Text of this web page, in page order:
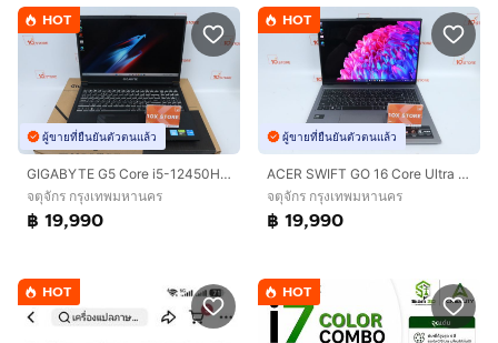
HOT
ผู้ขายที่ยืนยันตัวตนแล้ว
GIGABYTE G5 Core i5-12450H.RTX4050 RAM16.512GB
จตุจักร กรุงเทพมหานคร
฿ 19,990
HOT
ผู้ขายที่ยืนยันตัวตนแล้ว
ACER SWIFT GO 16 Core Ultra 5 125H RAM32.1TB
จตุจักร กรุงเทพมหานคร
฿ 19,990
HOT HOT